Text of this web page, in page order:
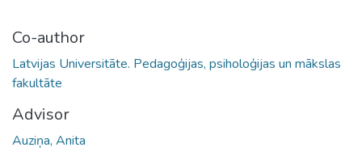
Co-author
Latvijas Universitāte. Pedagoģijas, psiholoģijas un mākslas
fakultāte
Advisor
Auziņa, Anita